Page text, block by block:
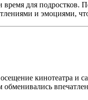
для
и эмоциями,
кинотеатра и